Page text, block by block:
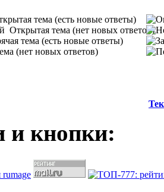
тема (есть новые ответы)
Открытая тема (нет новых ответов)
тема (есть новые ответы)
(нет новых ответов)
и кнопки: